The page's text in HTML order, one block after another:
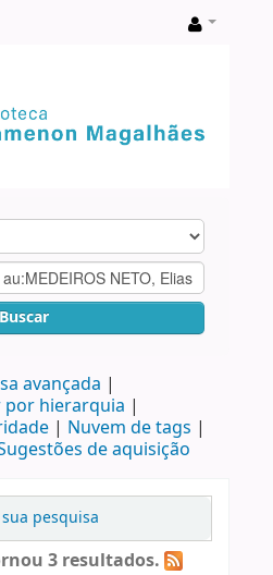
Buscar
avançada
por hierarquia
Nuvem de tags
de aquisição
pesquisa
3 resultados.